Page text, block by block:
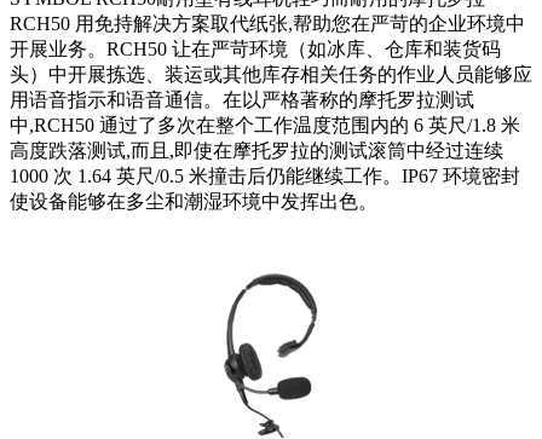
RCH50 用免持解决方案取代纸张,帮助您在严苛的企业环境中
开展业务。RCH50 让在严苛环境（如冰库、仓库和装货码
头）中开展拣选、装运或其他库存相关任务的作业人员能够应
用语音指示和语音通信。在以严格著称的摩托罗拉测试
中,RCH50 通过了多次在整个工作温度范围内的 6 英尺/1.8 米
高度跌落测试,而且,即使在摩托罗拉的测试滚筒中经过连续
1000 次 1.64 英尺/0.5 米撞击后仍能继续工作。IP67 环境密封
使设备能够在多尘和潮湿环境中发挥出色。